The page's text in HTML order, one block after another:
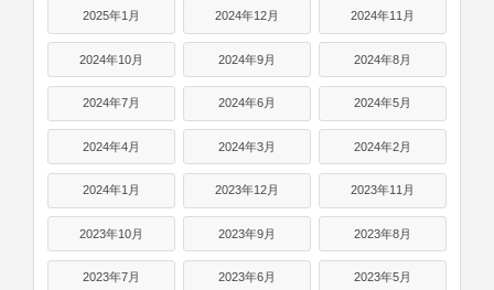
2025年1月 2024年12月 2024年11月
2024年10月 2024年9月 2024年8月
2024年7月 2024年6月 2024年5月
2024年4月 2024年3月 2024年2月
2024年1月 2023年12月 2023年11月
2023年10月 2023年9月 2023年8月
2023年7月 2023年6月 2023年5月